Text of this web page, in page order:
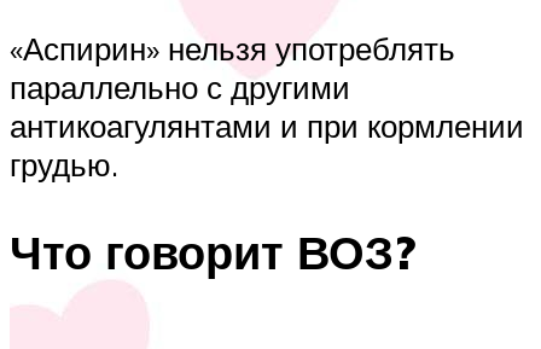
«Аспирин» нельзя употреблять
параллельно с другими
антикоагулянтами и при кормлении
грудью.
Что говорит ВОЗ?